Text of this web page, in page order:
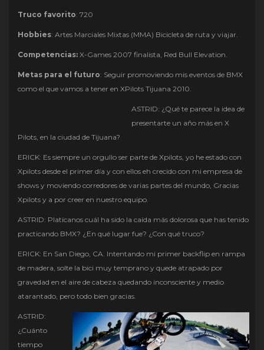
Truco favorito: 720
Hobbies: Artes Marciales Mixtas (MMA) Bicicleta de ruta y viajar.
Competencias: X-Games 2007 finalista, Red Bull Elevation.
Metas para el futuro: Seguir promoviendo mis eventos de BMX
como el que vamos a tener en XPilots Tijuana 2010.
ASTRID: ¿Qué te parece la idea de
presentarte un año más en X
Pilots, en la ciudad de Tijuana?
ERICK: Es siempre un orgullo ser parte de Xpilots, yo he estado con
Xpilots desde el primer día y con ellos eh crecido con mi empresa de
shows y moviendo corredores de varias partes del mundo, Gracias
Xpilots y a por creer en nuestro equipo.
ASTRID: Platícanos cuál ha sido la caída más dolorosa que has tenido
practicando BMX? ¿En qué lugar fue? ¿Con qué truco?
ERICK: En San Diego, CA. Intentando mi primer backflip en rampa
de madera, solte la bici muy temprano y quede atrapado por
gravedad en el aire de cabeza quedando inconsciente y medio
atarantado, pero todo bien gracias.
ASTRID:
¿Cuánto
tiempo